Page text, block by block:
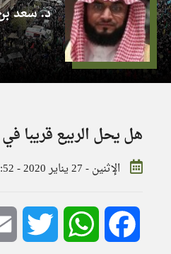
د. سعد
هل يحل الربيع قريبا
الإثنين - 27 يناير 2020 - 14:53:52
Facebook
WhatsApp